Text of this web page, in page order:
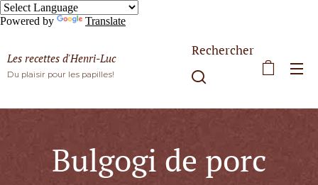
Powered by Translate
Les recettes d'Henri-Luc
Du plaisir pour les papilles!
Rechercher
Bulgogi de porc